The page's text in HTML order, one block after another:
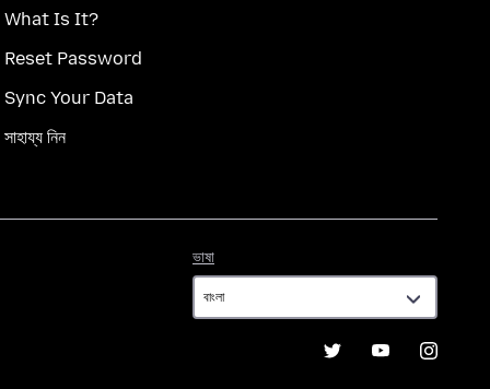
What Is It?
Reset Password
Sync Your Data
সাহায্য নিন
ভাষা